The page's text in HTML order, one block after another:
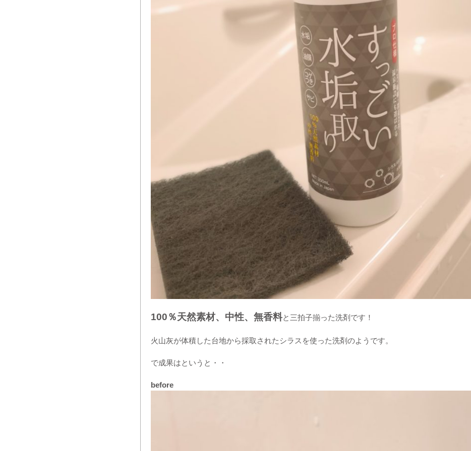
100％天然素材、中性、無香料と三拍子揃った洗剤です！
火山灰が体積した台地から採取されたシラスを使った洗剤のようです。
で成果はというと・・
before